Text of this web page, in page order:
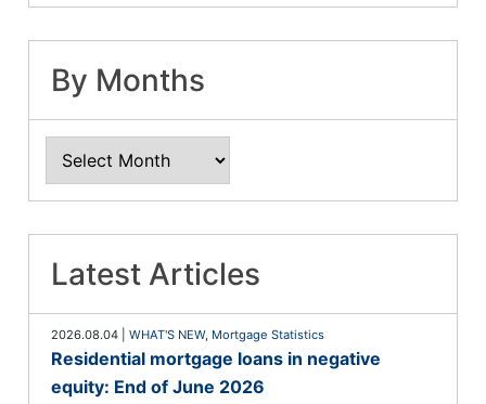
By Months
Latest Articles
2026.08.04 |WHAT'S NEW, Mortgage Statistics
Residential mortgage loans in negative
equity: End of June 2026